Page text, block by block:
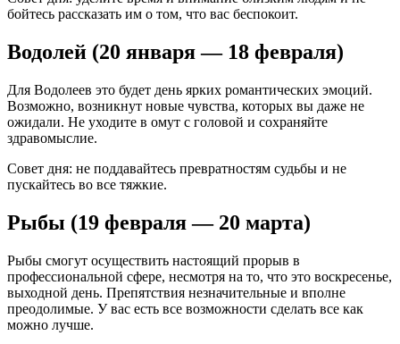
бойтесь рассказать им о том, что вас беспокоит.
Водолей (20 января — 18 февраля)
Для Водолеев это будет день ярких романтических эмоций.
Возможно, возникнут новые чувства, которых вы даже не
ожидали. Не уходите в омут с головой и сохраняйте
здравомыслие.
Совет дня: не поддавайтесь превратностям судьбы и не
пускайтесь во все тяжкие.
Рыбы (19 февраля — 20 марта)
Рыбы смогут осуществить настоящий прорыв в
профессиональной сфере, несмотря на то, что это воскресенье,
выходной день. Препятствия незначительные и вполне
преодолимые. У вас есть все возможности сделать все как
можно лучше.